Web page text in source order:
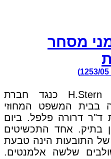
מסחר
תביעה שהגישה חברת H.Stern כנגד חברת
בבית המשפט המחוזי
דרורה פלפל. ביום
הדין בתיק. אחד התכשיטים
של התובעות הינה טבעת
שלשה אלמנטים.